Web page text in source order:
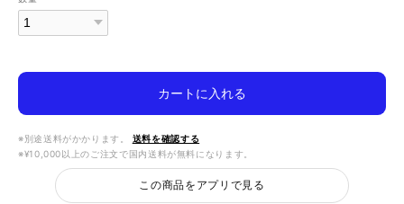
カートに入れる
※別途送料がかかります。
送料を確認する
※¥10,000以上のご注文で国内送料が無料になります。
この商品をアプリで見る